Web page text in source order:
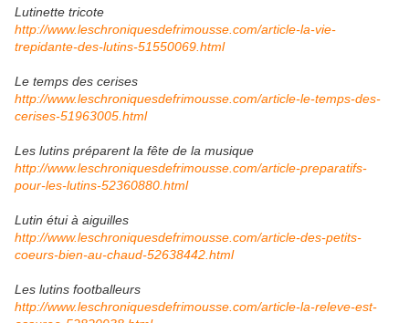
Lutinette tricote
http://www.leschroniquesdefrimousse.com/article-la-vie-
trepidante-des-lutins-51550069.html
Le temps des cerises
http://www.leschroniquesdefrimousse.com/article-le-temps-des-
cerises-51963005.html
Les lutins préparent la fête de la musique
http://www.leschroniquesdefrimousse.com/article-preparatifs-
pour-les-lutins-52360880.html
Lutin étui à aiguilles
http://www.leschroniquesdefrimousse.com/article-des-petits-
coeurs-bien-au-chaud-52638442.html
Les lutins footballeurs
http://www.leschroniquesdefrimousse.com/article-la-releve-est-